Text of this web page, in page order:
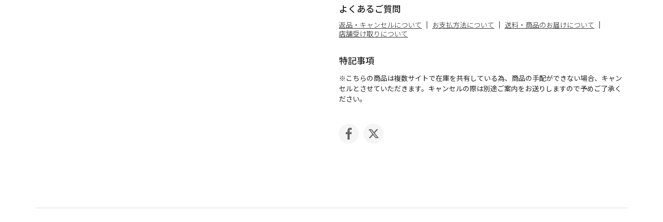
よくあるご質問
返品・キャンセルについて お支払方法について
送料・商品のお届けについて
店舗受け取りについて
特記事項
※こちらの商品は複数サイトで在庫を共有している為、商品の手配ができない場合、キャン
セルとさせていただきます。キャンセルの際は別途ご案内をお送りしますので予めご了承く
ださい。